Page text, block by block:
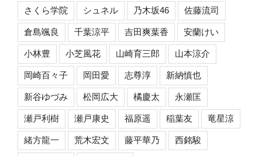
さくら学院 シュネル 乃木坂46 佐藤流司
倉島颯良 千葉涼平 吉田爽葉香 安蘭けい
小林豊 小芝風花 山崎育三郎 山本涼介
岡崎百々子 岡田愛 志尊淳 新納慎也
新谷ゆづみ 松岡広大 橘慶太 永瀬匡
瀬戸利樹 瀬戸康史 福原遥 稲葉友 竜星涼
緒方龍一 荒木宏文 藤平華乃 西銘駿